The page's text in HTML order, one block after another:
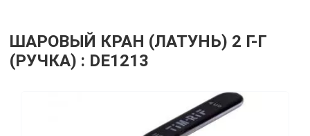
ШАРОВЫЙ КРАН (ЛАТУНЬ) 2 Г-Г
(РУЧКА) : DE1213